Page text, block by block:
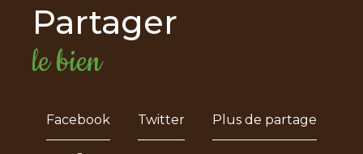
partager
le bien
Facebook Twitter Plus de partage